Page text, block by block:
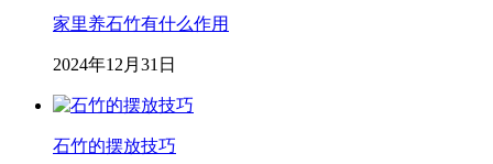
家里养石竹有什么作用
2024年12月31日
石竹的摆放技巧